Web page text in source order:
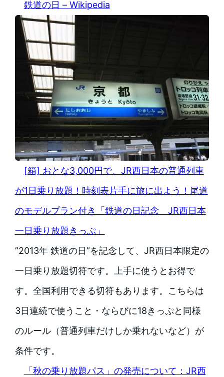
鉄道の日 – Wikipedia
[箱] おとな3,000円で、JR西日本の普通列車
が1日乗り放題！時刻表片手に旅に出よう！尾道
のモデルプラン付き「鉄道の日記念 JR西日本
一日乗り放題きっぷ」
”2013年 鉄道の日”を記念して、JR西日本限定の
一日乗り放題切符です。上手に使うとお得で
す。全国利用できる切符もあります。こちらは
3日連続で使うこと・ならびに18きっぷと同様
のルール（普通列車だけしか乗れないなど）が
条件です。
「秋の乗り放題パス」の発売について：JR西